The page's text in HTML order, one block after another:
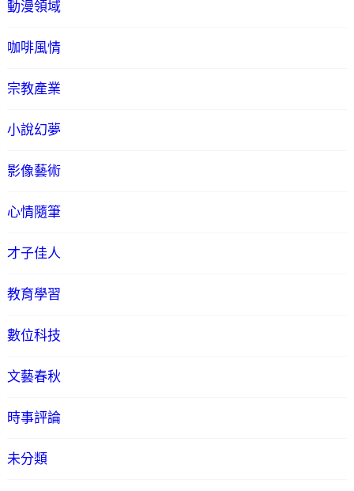
動漫領域
咖啡風情
宗教產業
小說幻夢
影像藝術
心情隨筆
才子佳人
教育學習
數位科技
文藝春秋
時事評論
未分類